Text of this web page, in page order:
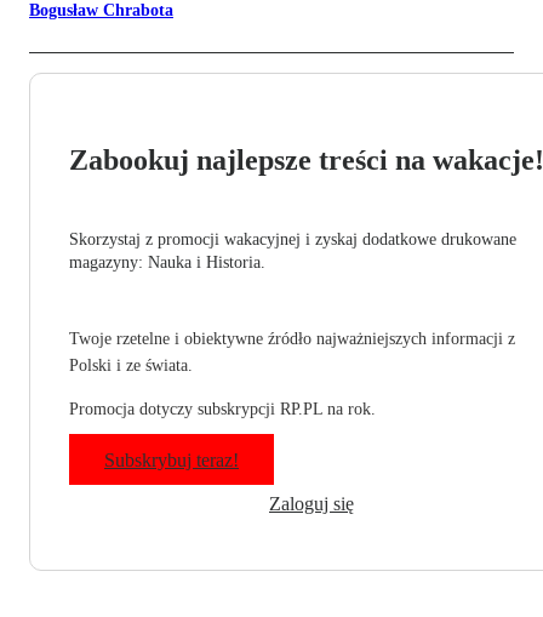
Bogusław Chrabota
Zabookuj najlepsze treści na wakacje!
Skorzystaj z promocji wakacyjnej i zyskaj dodatkowe drukowane
magazyny: Nauka i Historia.
Twoje rzetelne i obiektywne źródło najważniejszych informacji z
Polski i ze świata.
Promocja dotyczy subskrypcji RP.PL na rok.
Subskrybuj teraz!
Zaloguj się